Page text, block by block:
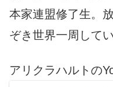
本家連盟修了生。
ぞき世界一周してい
アリクラハルトの